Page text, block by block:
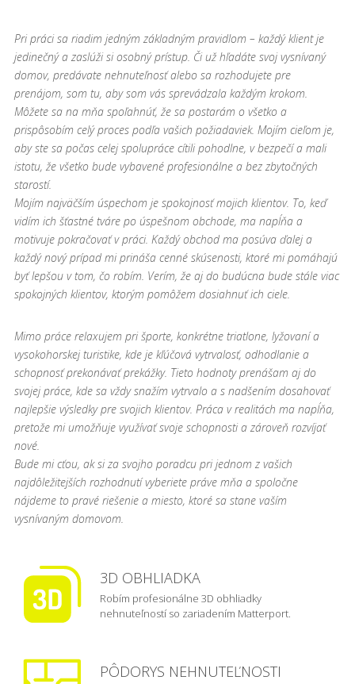
Pri práci sa riadim jedným základným pravidlom – každý klient je
jedinečný a zaslúži si osobný prístup. Či už hľadáte svoj vysnívaný
domov, predávate nehnuteľnosť alebo sa rozhodujete pre
prenájom, som tu, aby som vás sprevádzala každým krokom.
Môžete sa na mňa spoľahnúť, že sa postarám o všetko a
prispôsobím celý proces podľa vašich požiadaviek. Mojím cieľom je,
aby ste sa počas celej spolupráce cítili pohodlne, v bezpečí a mali
istotu, že všetko bude vybavené profesionálne a bez zbytočných
starostí.
Mojím najväčším úspechom je spokojnosť mojich klientov. To, keď
vidím ich šťastné tváre po úspešnom obchode, ma napĺňa a
motivuje pokračovať v práci. Každý obchod ma posúva ďalej a
každý nový prípad mi prináša cenné skúsenosti, ktoré mi pomáhajú
byť lepšou v tom, čo robím. Verím, že aj do budúcna bude stále viac
spokojných klientov, ktorým pomôžem dosiahnuť ich ciele.
Mimo práce relaxujem pri športe, konkrétne triatlone, lyžovaní a
vysokohorskej turistike, kde je kľúčová vytrvalosť, odhodlanie a
schopnosť prekonávať prekážky. Tieto hodnoty prenášam aj do
svojej práce, kde sa vždy snažím vytrvalo a s nadšením dosahovať
najlepšie výsledky pre svojich klientov. Práca v realitách ma napĺňa,
pretože mi umožňuje využívať svoje schopnosti a zároveň rozvíjať
nové.
Bude mi cťou, ak si za svojho poradcu pri jednom z vašich
najdôležitejších rozhodnutí vyberiete práve mňa a spoločne
nájdeme to pravé riešenie a miesto, ktoré sa stane vaším
vysnívaným domovom.
3D OBHLIADKA
Robím profesionálne 3D obhliadky
nehnuteľností so zariadením Matterport.
PÔDORYS NEHNUTEĽNOSTI